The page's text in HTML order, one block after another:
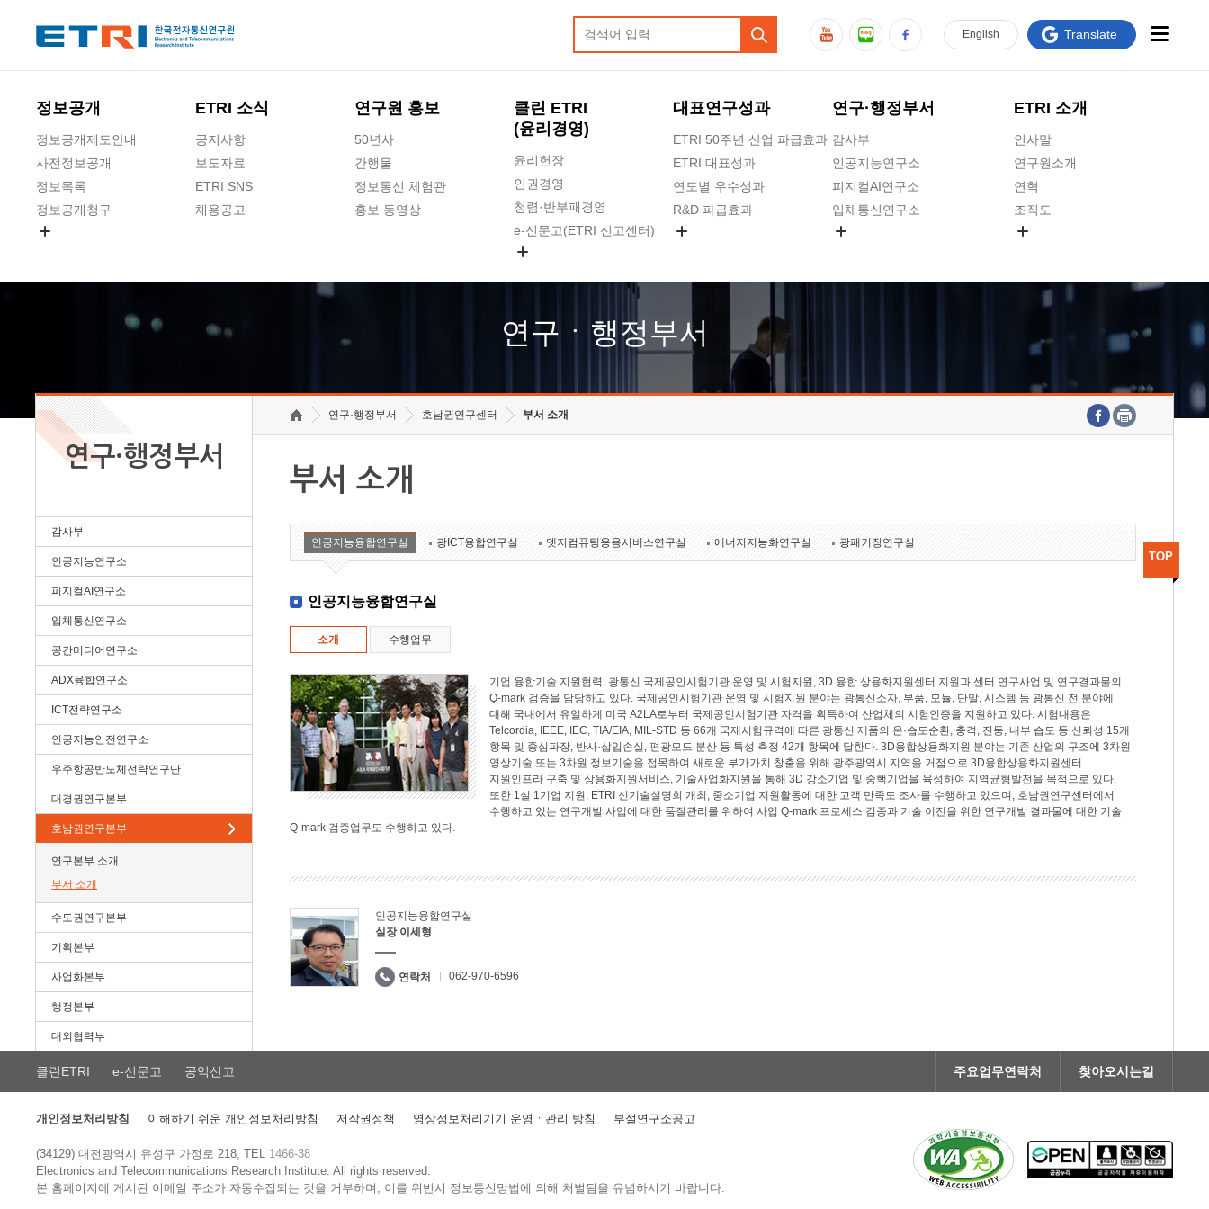
정보공개
정보공개제도안내
사전정보공개
정보목록
정보공개청구
ETRI 소식
공지사항
보도자료
ETRI SNS
채용공고
연구원 홍보
50년사
간행물
정보통신 체험관
홍보 동영상
클린 ETRI
(윤리경영)
윤리헌장
인권경영
청렴·반부패경영
e-신문고(ETRI 신고센터)
고객의소리
수의계약 현황
대표연구성과
ETRI 50주년 산업 파급효과
ETRI 대표성과
연도별 우수성과
R&D 파급효과
연구·행정부서
감사부
인공지능연구소
피지컬AI연구소
입체통신연구소
호남권연구본부
기획본부
ETRI 소개
인사말
연구원소개
연혁
조직도
연구원 고객헌장
주요업무연락처
English Translate
연구ㆍ행정부서
연구·행정부서
감사부
인공지능연구소
피지컬AI연구소
입체통신연구소
공간미디어연구소
ADX융합연구소
ICT전략연구소
인공지능안전연구소
우주항공반도체전략연구단
대경권연구본부
호남권연구본부
연구본부 소개
부서 소개
수도권연구본부
기획본부
사업화본부
행정본부
대외협력부
연구·행정부서 호남권연구센터 부서 소개
부서 소개
인공지능융합연구실 광ICT융합연구실 엣지컴퓨팅응용서비스연구실 에너지지능화연구실 광패키징연구실
인공지능융합연구실
소개 수행업무
기업 융합기술 지원협력, 광통신 국제공인시험기관 운영 및 시험지원, 3D 융합 상용화지원센터 지원과 센터 연구사업 및 연구결과물의
Q-mark 검증을 담당하고 있다. 국제공인시험기관 운영 및 시험지원 분야는 광통신소자, 부품, 모듈, 단말, 시스템 등 광통신 전 분야에
대해 국내에서 유일하게 미국 A2LA로부터 국제공인시험기관 자격을 획득하여 산업체의 시험인증을 지원하고 있다. 시험내용은
Telcordia, IEEE, IEC, TIA/EIA, MIL-STD 등 66개 국제시험규격에 따른 광통신 제품의 온·습도순환, 충격, 진동, 내부 습도 등 신뢰성 15개
항목 및 중심파장, 반사·삽입손실, 편광모드 분산 등 특성 측정 42개 항목에 달한다. 3D융합상용화지원 분야는 기존 산업의 구조에 3차원
영상기술 또는 3차원 정보기술을 접목하여 새로운 부가가치 창출을 위해 광주광역시 지역을 거점으로 3D융합상용화지원센터
지원인프라 구축 및 상용화지원서비스, 기술사업화지원을 통해 3D 강소기업 및 중핵기업을 육성하여 지역균형발전을 목적으로 있다.
또한 1실 1기업 지원, ETRI 신기술설명회 개최, 중소기업 지원활동에 대한 고객 만족도 조사를 수행하고 있으며, 호남권연구센터에서
수행하고 있는 연구개발 사업에 대한 품질관리를 위하여 사업 Q-mark 프로세스 검증과 기술 이전을 위한 연구개발 결과물에 대한 기술
Q-mark 검증업무도 수행하고 있다.
인공지능융합연구실
실장 이세형
연락처 062-970-6596
TOP
클린ETRI e-신문고 공익신고 주요업무연락처 찾아오시는길
개인정보처리방침 이해하기 쉬운 개인정보처리방침 저작권정책 영상정보처리기기 운영ㆍ관리 방침 부설연구소공고
(34129) 대전광역시 유성구 가정로 218, TEL 1466-38
Electronics and Telecommunications Research Institute.All rights reserved.
본 홈페이지에 게시된 이메일 주소가 자동수집되는 것을 거부하며, 이를 위반시 정보통신망법에 의해 처벌됨을 유념하시기 바랍니다.